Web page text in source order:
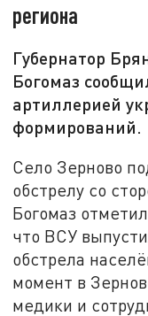
региона
Губернатор
Богомаз
артиллерией
формирований.
Село Зерново
обстрелу со
Богомаз
что ВСУ
обстрела
момент в
медики и